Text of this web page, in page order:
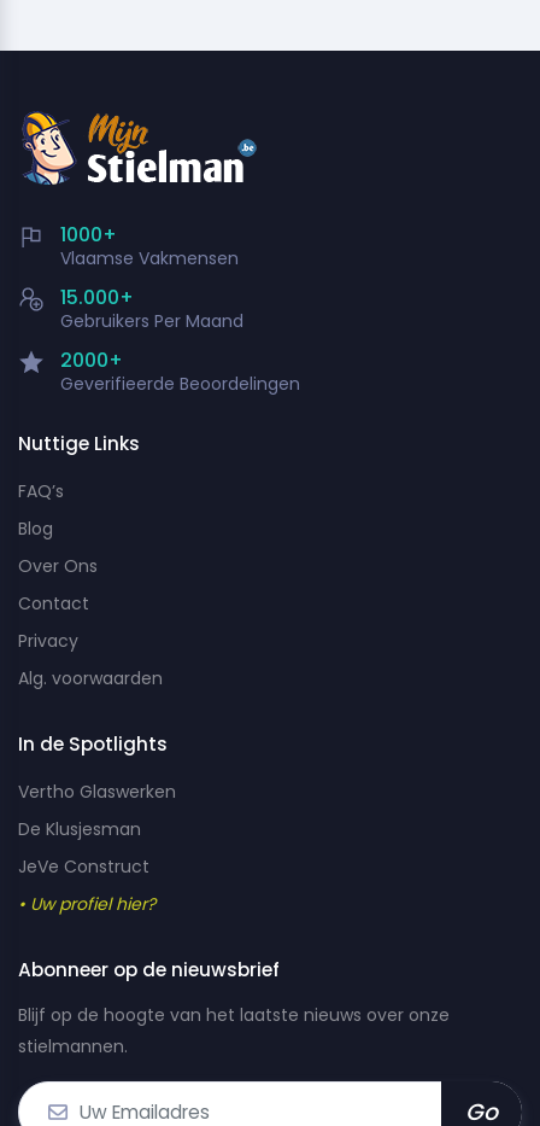
1000+
Vlaamse Vakmensen
15.000+
Gebruikers Per Maand
2000+
Geverifieerde Beoordelingen
Nuttige Links
FAQ’s
Blog
Over Ons
Contact
Privacy
Alg. voorwaarden
In de Spotlights
Vertho Glaswerken
De Klusjesman
JeVe Construct
• Uw profiel hier?
Abonneer op de nieuwsbrief
Blijf op de hoogte van het laatste nieuws over onze
stielmannen.
Go